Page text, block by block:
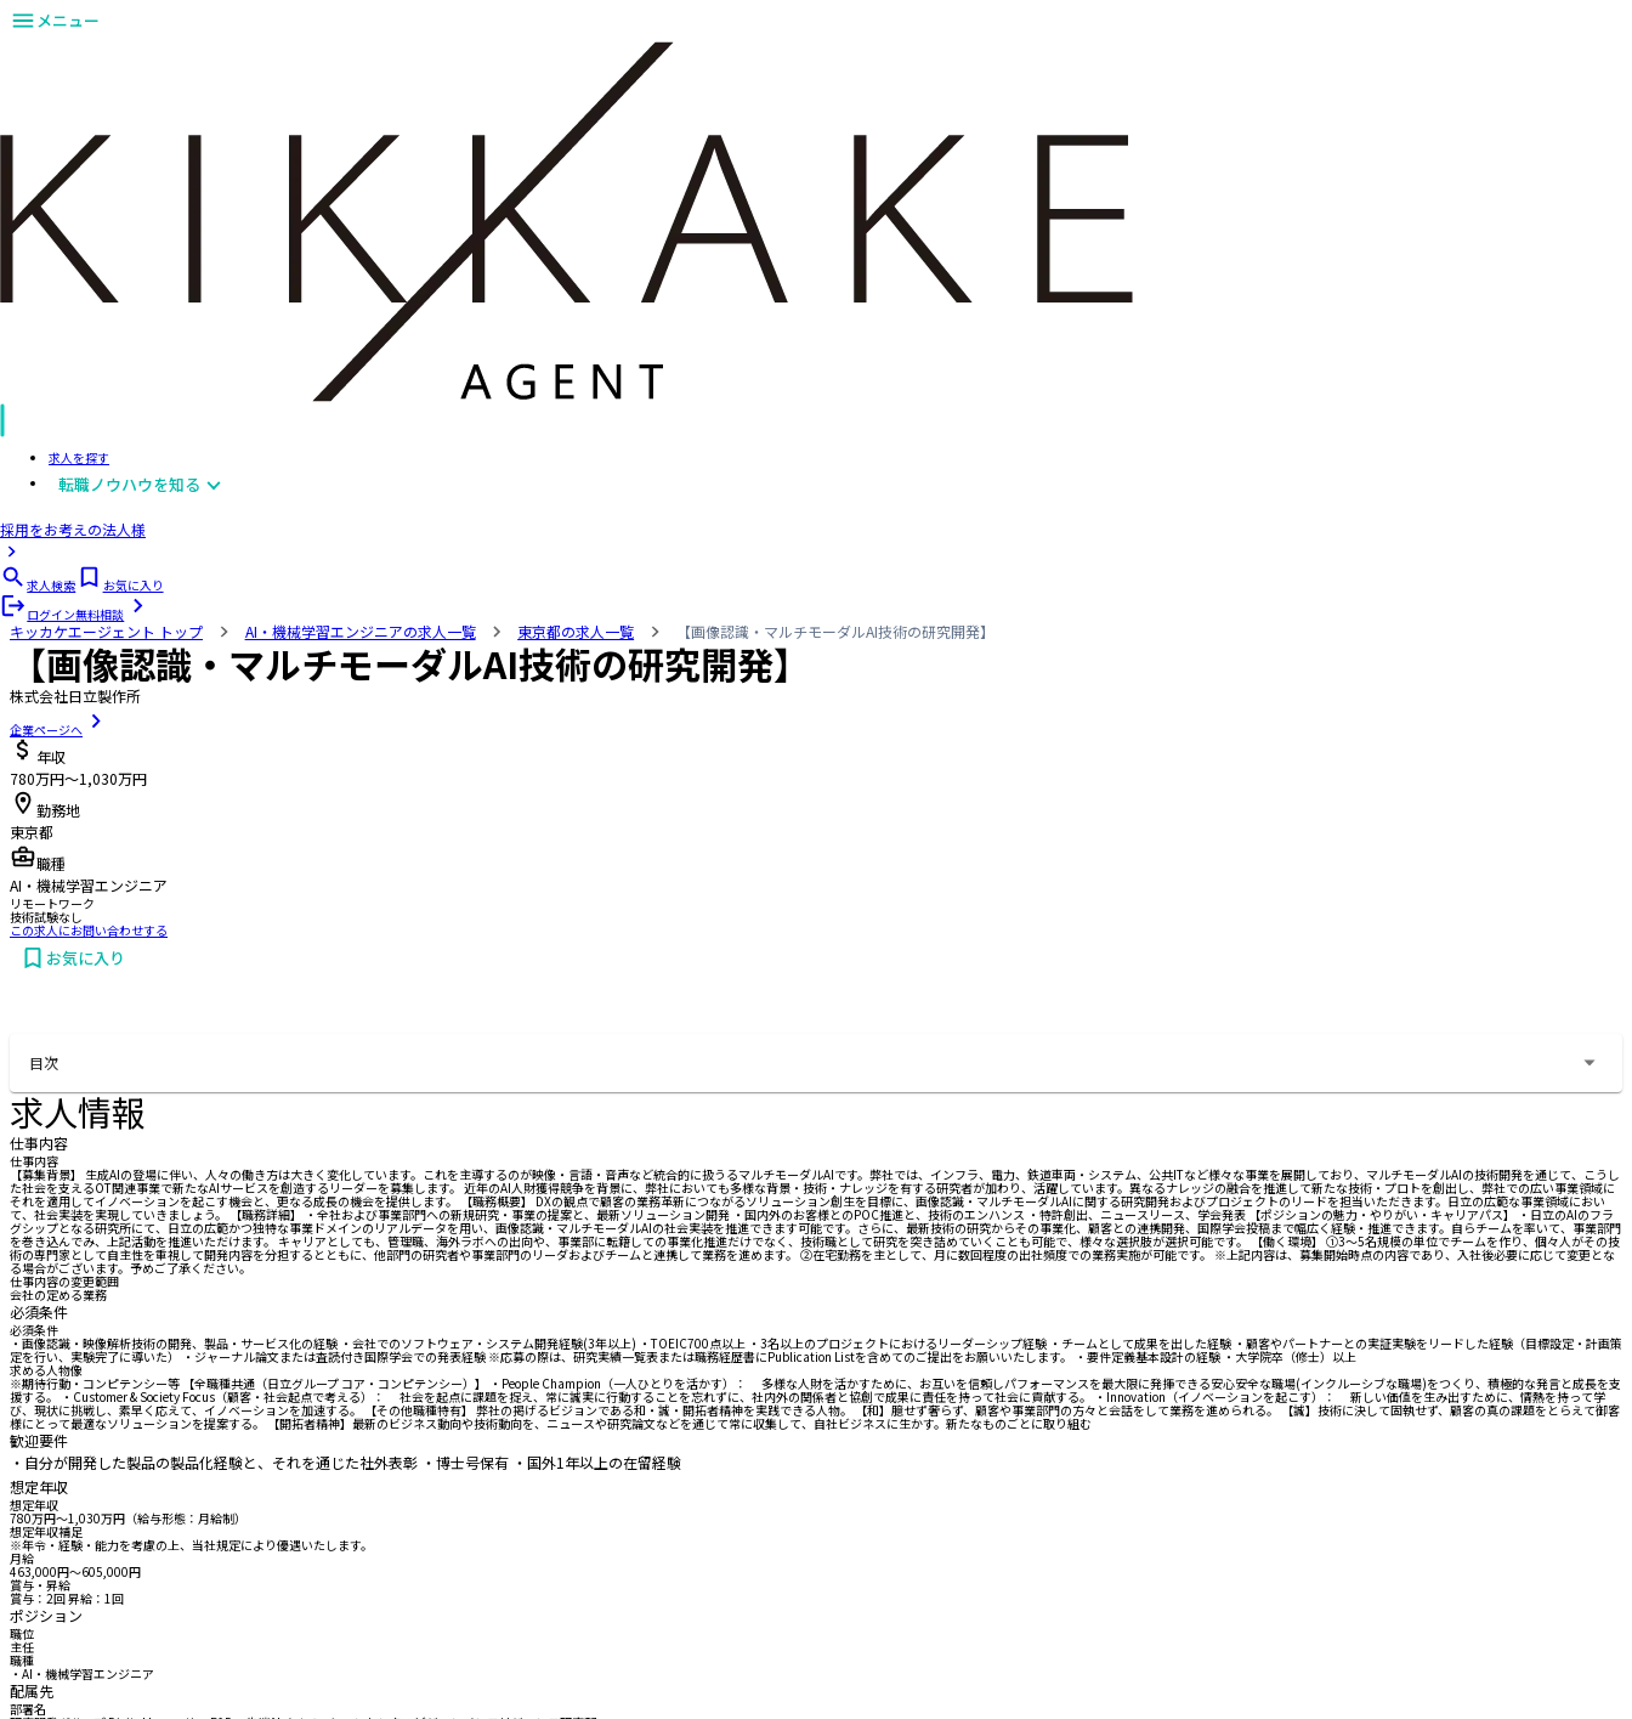
メニュー
求人を探す
転職ノウハウを知る
採用をお考えの法人様
求人検索
お気に入り
ログイン無料相談
キッカケエージェント トップ AI・機械学習エンジニアの求人一覧 東京都の求人一覧 【画像認識・マルチモーダルAI技術の研究開発】
【画像認識・マルチモーダルAI技術の研究開発】
株式会社日立製作所
企業ページへ
年収
780万円〜1,030万円
勤務地
東京都
職種
AI・機械学習エンジニア
リモートワーク
技術試験なし
この求人にお問い合わせする
お気に入り
目次
求人情報
仕事内容
仕事内容
【募集背景】 生成AIの登場に伴い、人々の働き方は大きく変化しています。これを主導するのが映像・言語・音声など統合的に扱うるマルチモーダルAIです。弊社では、インフラ、電力、鉄道車両・システム、公共ITなど様々な事業を展開しており、マルチモーダルAIの技術開発を通じて、こうし
た社会を支えるOT関連事業で新たなAIサービスを創造するリーダーを募集します。 近年のAI人財獲得競争を背景に、弊社においても多様な背景・技術・ナレッジを有する研究者が加わり、活躍しています。異なるナレッジの融合を推進して新たな技術・プロトを創出し、弊社での広い事業領域に
それを適用してイノベーションを起こす機会と、更なる成長の機会を提供します。 【職務概要】 DXの観点で顧客の業務革新につながるソリューション創生を目標に、画像認識・マルチモーダルAIに関する研究開発およびプロジェクトのリードを担当いただきます。日立の広範な事業領域におい
て、社会実装を実現していきましょう。 【職務詳細】 ・全社および事業部門への新規研究・事業の提案と、最新ソリューション開発 ・国内外のお客様とのPOC推進と、技術のエンハンス ・特許創出、ニュースリース、学会発表 【ポジションの魅力・やりがい・キャリアパス】 ・日立のAIのフラ
グシップとなる研究所にて、日立の広範かつ独特な事業ドメインのリアルデータを用い、画像認識・マルチモーダルAIの社会実装を推進できます可能です。さらに、最新技術の研究からその事業化、顧客との連携開発、国際学会投稿まで幅広く経験・推進できます。自らチームを率いて、事業部門
を巻き込んでみ、上記活動を推進いただけます。 キャリアとしても、管理職、海外ラボへの出向や、事業部に転籍しての事業化推進だけでなく、技術職として研究を突き詰めていくことも可能で、様々な選択肢が選択可能です。 【働く環境】 ①3～5名規模の単位でチームを作り、個々人がその技
術の専門家として自主性を重視して開発内容を分担するとともに、他部門の研究者や事業部門のリーダおよびチームと連携して業務を進めます。 ②在宅勤務を主として、月に数回程度の出社頻度での業務実施が可能です。 ※上記内容は、募集開始時点の内容であり、入社後必要に応じて変更とな
る場合がございます。予めご了承ください。
仕事内容の変更範囲
会社の定める業務
必須条件
必須条件
・画像認識・映像解析技術の開発、製品・サービス化の経験 ・会社でのソフトウェア・システム開発経験(3年以上) ・TOEIC700点以上 ・3名以上のプロジェクトにおけるリーダーシップ経験 ・チームとして成果を出した経験 ・顧客やパートナーとの実証実験をリードした経験（目標設定・計画策
定を行い、実験完了に導いた） ・ジャーナル論文または査読付き国際学会での発表経験 ※応募の際は、研究実績一覧表または職務経歴書にPublication Listを含めてのご提出をお願いいたします。 ・要件定義基本設計の経験 ・大学院卒（修士）以上
求める人物像
※期待行動・コンピテンシー等 【全職種共通（日立グループ コア・コンピテンシー）】 ・People Champion（一人ひとりを活かす）： 多様な人財を活かすために、お互いを信頼しパフォーマンスを最大限に発揮できる安心安全な職場(インクルーシブな職場)をつくり、積極的な発言と成長を支
援する。 ・Customer & Society Focus（顧客・社会起点で考える）： 社会を起点に課題を捉え、常に誠実に行動することを忘れずに、社内外の関係者と協創で成果に責任を持って社会に貢献する。 ・Innovation（イノベーションを起こす）： 新しい価値を生み出すために、情熱を持って学
び、現状に挑戦し、素早く応えて、イノベーションを加速する。 【その他職種特有】 弊社の掲げるビジョンである和・誠・開拓者精神を実践できる人物。 【和】臆せず奢らず、顧客や事業部門の方々と会話をして業務を進められる。 【誠】技術に決して固執せず、顧客の真の課題をとらえて御客
様にとって最適なソリューションを提案する。 【開拓者精神】最新のビジネス動向や技術動向を、ニュースや研究論文などを通じて常に収集して、自社ビジネスに生かす。新たなものごとに取り組む
歓迎要件
・自分が開発した製品の製品化経験と、それを通じた社外表彰 ・博士号保有 ・国外1年以上の在留経験
想定年収
想定年収
780万円〜1,030万円（給与形態：月給制）
想定年収補足
※年令・経験・能力を考慮の上、当社規定により優遇いたします。
月給
463,000円〜605,000円
賞与・昇給
賞与：2回 昇給：1回
ポジション
職位
主任
職種
・AI・機械学習エンジニア
配属先
部署名